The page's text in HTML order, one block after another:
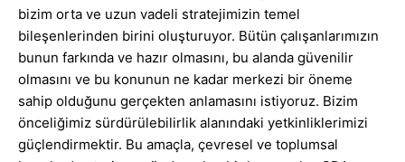
bizim orta ve uzun vadeli stratejimizin temel
bileşenlerinden birini oluşturuyor. Bütün çalışanlarımızın
bunun farkında ve hazır olmasını, bu alanda güvenilir
olmasını ve bu konunun ne kadar merkezi bir öneme
sahip olduğunu gerçekten anlamasını istiyoruz. Bizim
önceliğimiz sürdürülebilirlik alanındaki yetkinliklerimizi
güçlendirmektir. Bu amaçla, çevresel ve toplumsal